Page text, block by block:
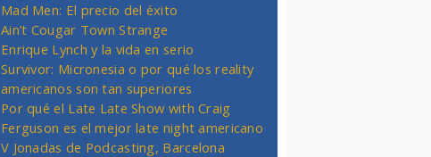
Mad Men: El precio del éxito
Ain’t Cougar Town Strange
Enrique Lynch y la vida en serio
Survivor: Micronesia o por qué los reality
americanos son tan superiores
Por qué el Late Late Show with Craig
Ferguson es el mejor late night americano
V Jonadas de Podcasting, Barcelona